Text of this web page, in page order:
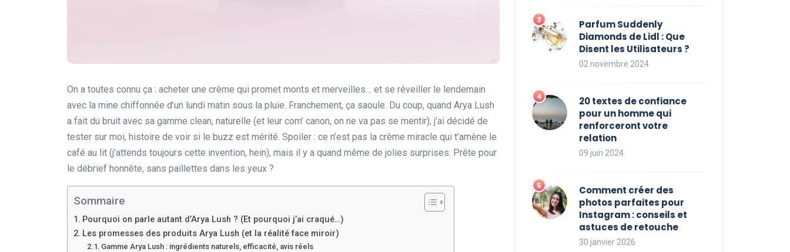
On a toutes connu ça : acheter une crème qui promet monts et merveilles… et se réveiller le lendemain
avec la mine chiffonnée d’un lundi matin sous la pluie. Franchement, ça saoule. Du coup, quand Arya Lush
a fait du bruit avec sa gamme clean, naturelle (et leur com’ canon, on ne va pas se mentir), j’ai décidé de
tester sur moi, histoire de voir si le buzz est mérité. Spoiler : ce n’est pas la crème miracle qui t’amène le
café au lit (j’attends toujours cette invention, hein), mais il y a quand même de jolies surprises. Prête pour
le débrief honnête, sans paillettes dans les yeux ?
Sommaire
Pourquoi on parle autant d’Arya Lush ? (Et pourquoi j’ai craqué…)
Les promesses des produits Arya Lush (et la réalité face miroir)
Gamme Arya Lush : ingrédients naturels, efficacité, avis réels
Parfum Suddenly
Diamonds de Lidl : Que
Disent les Utilisateurs ?
02 novembre 2024
20 textes de confiance
pour un homme qui
renforceront votre
relation
09 juin 2024
Comment créer des
photos parfaites pour
Instagram : conseils et
astuces de retouche
30 janvier 2026